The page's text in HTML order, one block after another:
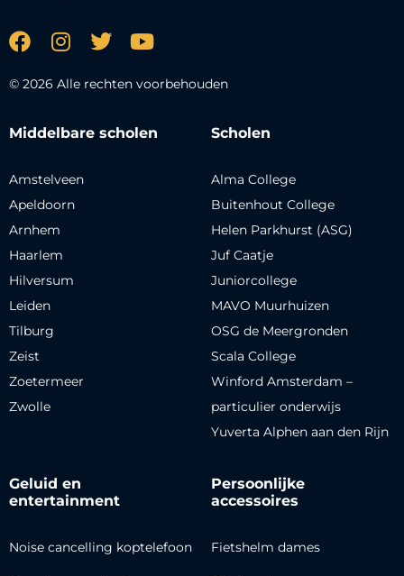
© 2026 Alle rechten voorbehouden
Middelbare scholen
Amstelveen
Apeldoorn
Arnhem
Haarlem
Hilversum
Leiden
Tilburg
Zeist
Zoetermeer
Zwolle
Scholen
Alma College
Buitenhout College
Helen Parkhurst (ASG)
Juf Caatje
Juniorcollege
MAVO Muurhuizen
OSG de Meergronden
Scala College
Winford Amsterdam –
particulier onderwijs
Yuverta Alphen aan den Rijn
Geluid en
entertainment
Noise cancelling koptelefoon
Persoonlijke
accessoires
Fietshelm dames